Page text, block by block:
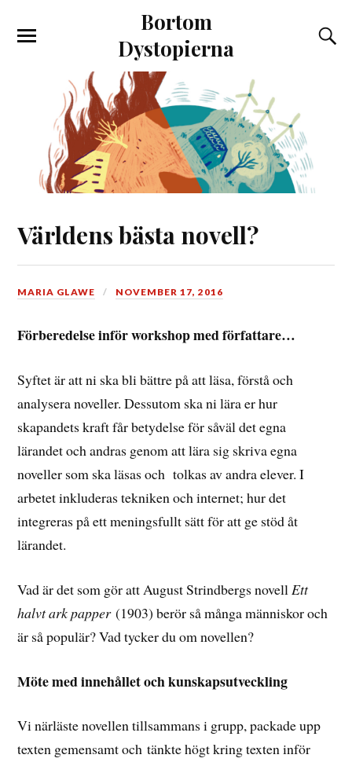
Bortom
Dystopierna
Världens bästa novell?
MARIA GLAWE NOVEMBER 17, 2016
Förberedelse inför workshop med författare…
Syftet är att ni ska bli bättre på att läsa, förstå och
analysera noveller. Dessutom ska ni lära er hur
skapandets kraft får betydelse för såväl det egna
lärandet och andras genom att lära sig skriva egna
noveller som ska läsas och tolkas av andra elever. I
arbetet inkluderas tekniken och internet; hur det
integreras på ett meningsfullt sätt för att ge stöd åt
lärandet.
Vad är det som gör att August Strindbergs novell Ett
halvt ark papper(1903) berör så många människor och
är så populär? Vad tycker du om novellen?
Möte med innehållet och kunskapsutveckling
Vi närläste novellen tillsammans i grupp, packade upp
texten gemensamt och tänkte högt kring texten inför